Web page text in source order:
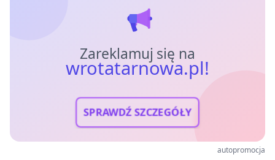
Zareklamuj się na
wrotatarnowa.pl!
SPRAWDŹ SZCZEGÓŁY
autopromocja